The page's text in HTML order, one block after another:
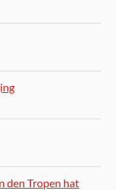
den Tropen hat